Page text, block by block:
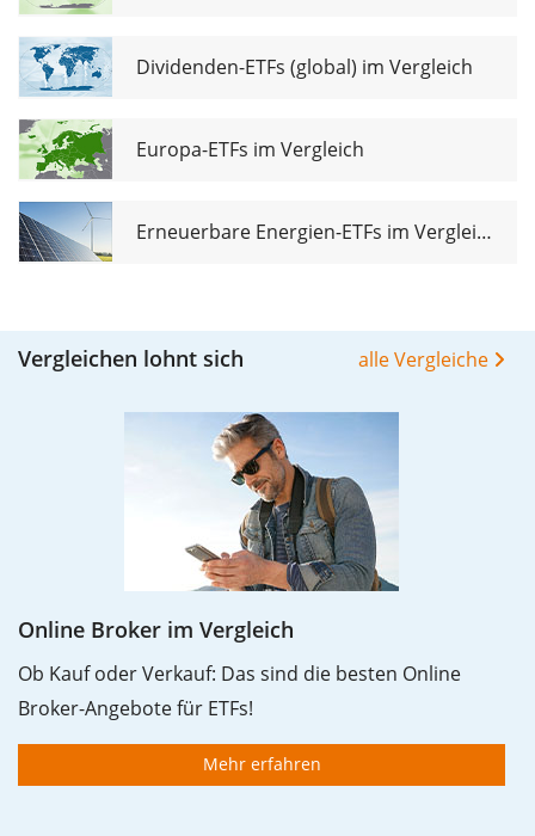
Dividenden-ETFs (global) im Vergleich
Europa-ETFs im Vergleich
Erneuerbare Energien-ETFs im Vergleich
Vergleichen lohnt sich alle Vergleiche
Online Broker im Vergleich
Ob Kauf oder Verkauf: Das sind die besten Online
Broker-Angebote für ETFs!
Mehr erfahren